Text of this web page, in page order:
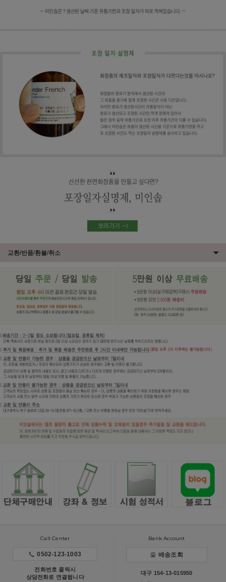
교환/반품/환불/취소
Call Center
0502-123-1003
전화번호 클릭시
상담전화로 연결됩니다
Bank Account
배송조회
대구 154-13-015950